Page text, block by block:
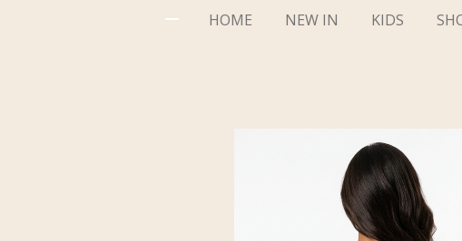
HOME NEW IN KIDS